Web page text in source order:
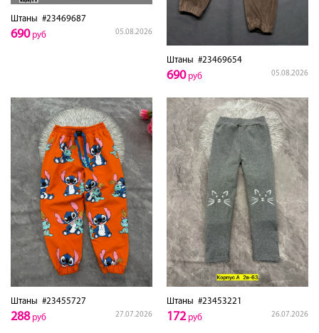
Штаны #23469687
05.08.2026
690руб
Штаны #23469654
05.08.2026
690руб
Штаны #23455727
27.07.2026
288руб
Штаны #23453221
26.07.2026
172руб